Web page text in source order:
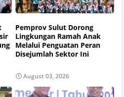
Pemprov Sulut Dorong
Lingkungan Ramah Anak
Melalui Penguatan Peran
Disejumlah Sektor Ini
August 03, 2026